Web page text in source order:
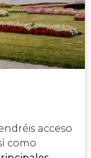
acceso
como